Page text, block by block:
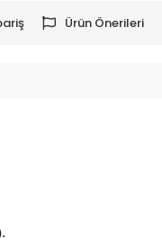
Ürün Önerileri